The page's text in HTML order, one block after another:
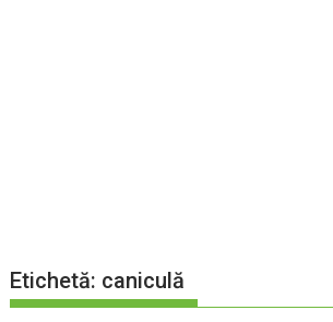
Etichetă: caniculă